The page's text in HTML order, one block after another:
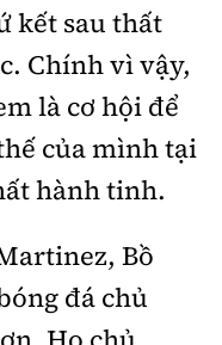
hành:
nếu không có sự
kết sau thất
Chính vì vậy,
là cơ hội để
của mình tại
hành tinh.
Bồ
đá chủ